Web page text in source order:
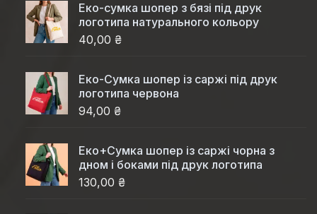
Еко-сумка шопер з бязі під друк
логотипа натурального кольору
40,00 ₴
Еко-Cумка шопер із саржі під друк
логотипа червона
94,00 ₴
Еко+Сумка шопер із саржі чорна з
дном і боками під друк логотипа
130,00 ₴